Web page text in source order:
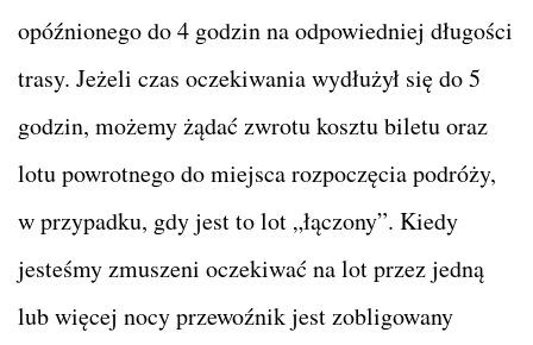
opóźnionego do 4 godzin na odpowiedniej długości
trasy. Jeżeli czas oczekiwania wydłużył się do 5
godzin, możemy żądać zwrotu kosztu biletu oraz
lotu powrotnego do miejsca rozpoczęcia podróży,
w przypadku, gdy jest to lot „łączony”. Kiedy
jesteśmy zmuszeni oczekiwać na lot przez jedną
lub więcej nocy przewoźnik jest zobligowany